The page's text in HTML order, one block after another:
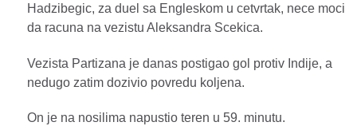
Hadzibegic, za duel sa Engleskom u cetvrtak, nece moci
da racuna na vezistu Aleksandra Scekica.
Vezista Partizana je danas postigao gol protiv Indije, a
nedugo zatim dozivio povredu koljena.
On je na nosilima napustio teren u 59. minutu.